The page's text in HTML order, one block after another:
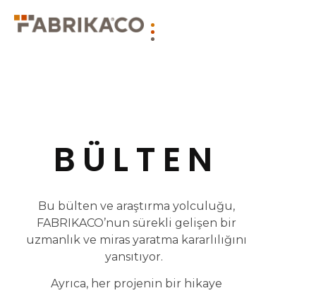
BÜLTEN
Bu bülten ve araştırma yolculuğu,
FABRIKACO’nun sürekli gelişen bir
uzmanlık ve miras yaratma kararlılığını
yansıtıyor.
Ayrıca, her projenin bir hikaye